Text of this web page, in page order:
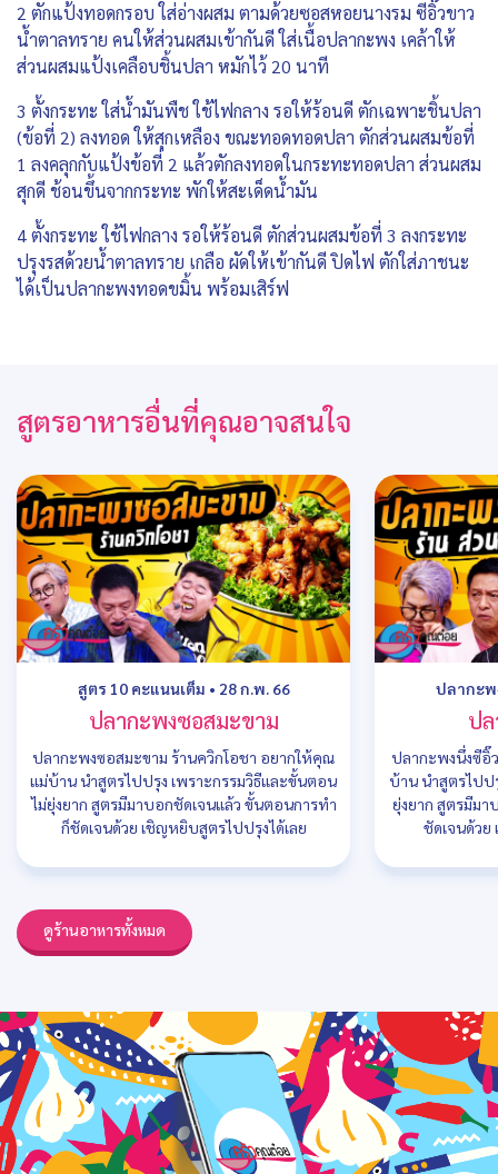
2 ตักแป้งทอดกรอบ ใส่อ่างผสม ตามด้วยซอสหอยนางรม ซีอิ๊วขาว
น้ำตาลทราย คนให้ส่วนผสมเข้ากันดี ใส่เนื้อปลากะพง เคล้าให้
ส่วนผสมแป้งเคลือบชิ้นปลา หมักไว้ 20 นาที
3 ตั้งกระทะ ใส่น้ำมันพืช ใช้ไฟกลาง รอให้ร้อนดี ตักเฉพาะชิ้นปลา
(ข้อที่ 2) ลงทอด ให้สุกเหลือง ขณะทอดทอดปลา ตักส่วนผสมข้อที่
1 ลงคลุกกับแป้งข้อที่ 2 แล้วตักลงทอดในกระทะทอดปลา ส่วนผสม
สุกดี ช้อนขึ้นจากกระทะ พักให้สะเด็ดน้ำมัน
4 ตั้งกระทะ ใช้ไฟกลาง รอให้ร้อนดี ตักส่วนผสมข้อที่ 3 ลงกระทะ
ปรุงรสด้วยน้ำตาลทราย เกลือ ผัดให้เข้ากันดี ปิดไฟ ตักใส่ภาชนะ
ได้เป็นปลากะพงทอดขมิ้น พร้อมเสิร์ฟ
สูตรอาหารอื่นที่คุณอาจสนใจ
สูตร 10 คะแนนเต็ม • 28 ก.พ. 66
ปลากะพงซอสมะขาม
ปลากะพงซอสมะขาม ร้านควิกโอชา อยากให้คุณ
แม่บ้าน นำสูตรไปปรุง เพราะกรรมวิธีและขั้นตอน
ไม่ยุ่งยาก สูตรมีมาบอกชัดเจนแล้ว ขั้นตอนการทำ
ก็ชัดเจนด้วย เชิญหยิบสูตรไปปรุงได้เลย
ปลากะ
ป
ปลากะพงนึ่งซีอิ๊
บ้าน นำสูตรไปป
ยุ่งยาก สูตรมีม
ชัดเจนด้วย
ดูร้านอาหารทั้งหมด